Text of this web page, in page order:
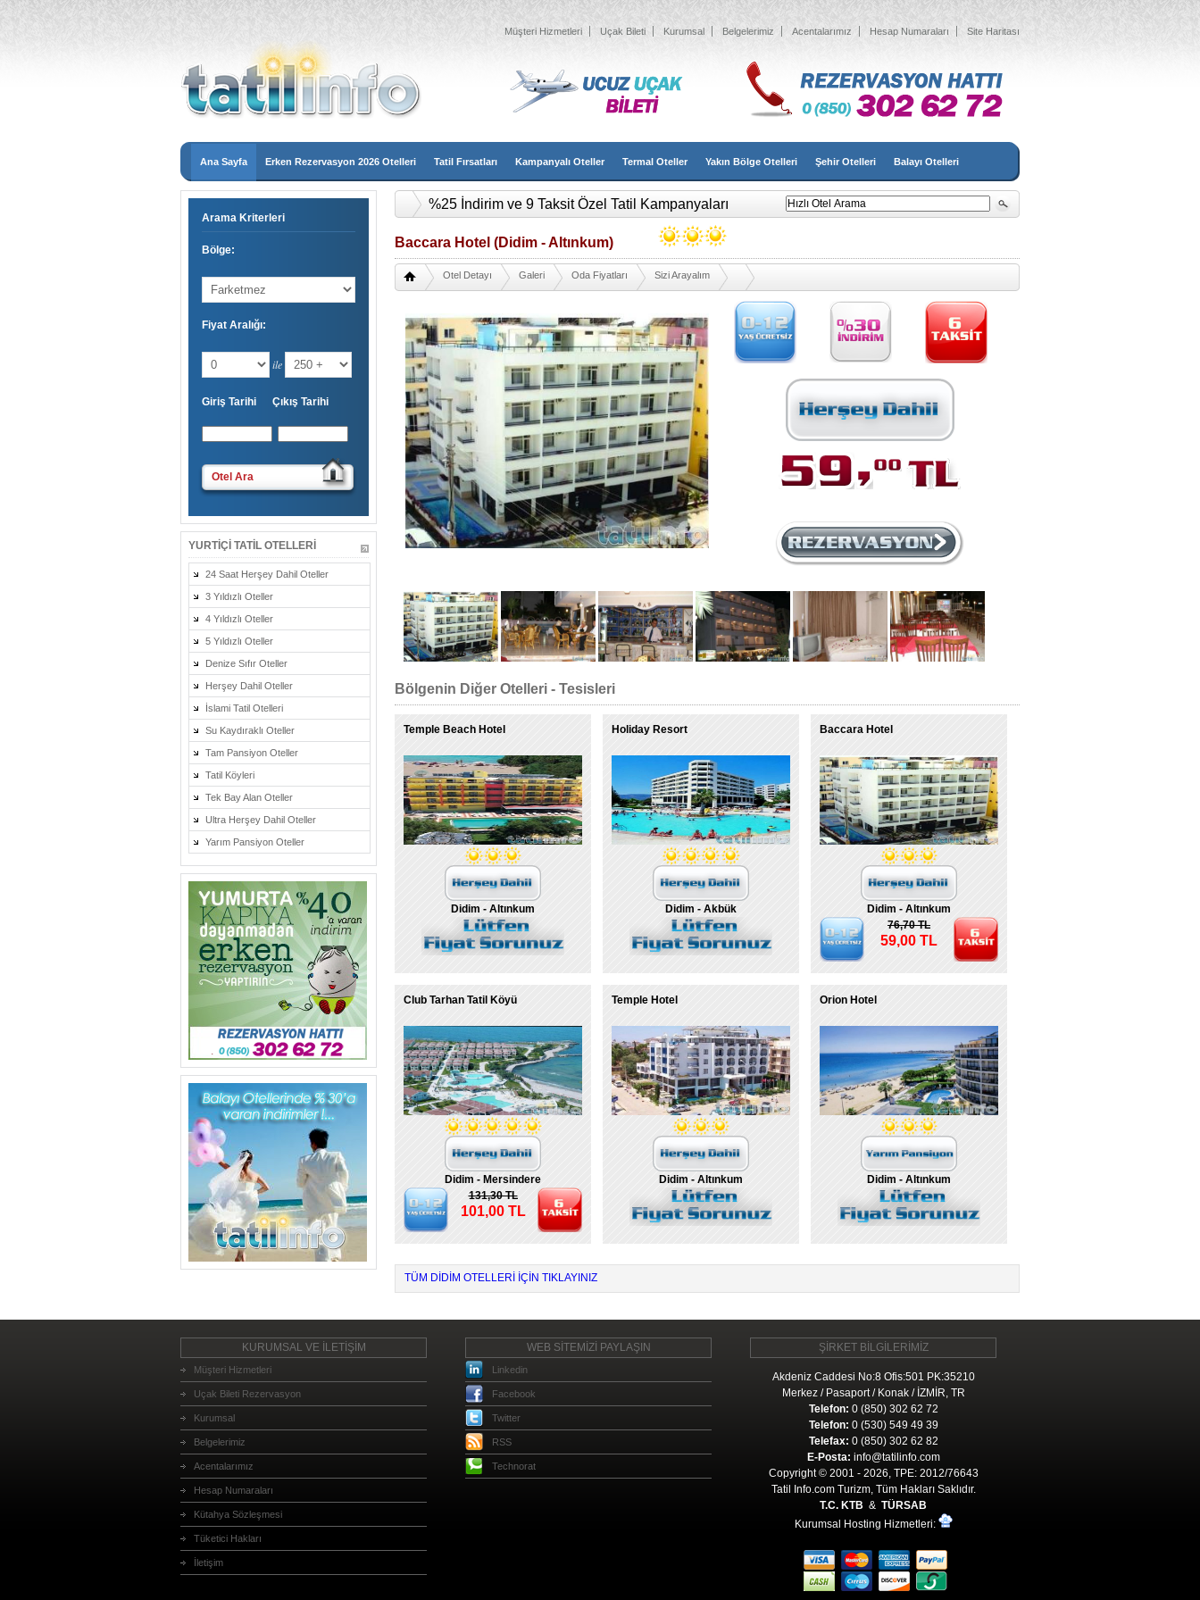
Müşteri Hizmetleri Uçak Bileti Kurumsal Belgelerimiz Acentalarımız Hesap Numaraları Site Haritası
Ana Sayfa Erken Rezervasyon 2026 Otelleri Tatil Fırsatları Kampanyalı Oteller Termal Oteller Yakın Bölge Otelleri Şehir Otelleri Balayı Otelleri
Arama Kriterleri
Bölge:
Fiyat Aralığı:
ile
Giriş Tarihi Çıkış Tarihi
Otel Ara
YURTIÇI TATIL OTELLERI
24 Saat Herşey Dahil Oteller
3 Yıldızlı Oteller
4 Yıldızlı Oteller
5 Yıldızlı Oteller
Denize Sıfır Oteller
Herşey Dahil Oteller
İslami Tatil Otelleri
Su Kaydıraklı Oteller
Tam Pansiyon Oteller
Tatil Köyleri
Tek Bay Alan Oteller
Ultra Herşey Dahil Oteller
Yarım Pansiyon Oteller
%25 İndirim ve 9 Taksit Özel Tatil Kampanyaları
Baccara Hotel (Didim - Altınkum)
Otel Detayı Galeri Oda Fiyatları Sizi Arayalım
Bölgenin Diğer Otelleri - Tesisleri
Temple Beach Hotel
Didim - Altınkum
Holiday Resort
Didim - Akbük
Baccara Hotel
Didim - Altınkum
76,70 TL
59,00 TL
Club Tarhan Tatil Köyü
Didim - Mersindere
131,30 TL
101,00 TL
Temple Hotel
Didim - Altınkum
Orion Hotel
Didim - Altınkum
TÜM DIDIM OTELLERI IÇIN TIKLAYINIZ
KURUMSAL VE İLETİŞİM
Müşteri Hizmetleri
Uçak Bileti Rezervasyon
Kurumsal
Belgelerimiz
Acentalarımız
Hesap Numaraları
Kütahya Sözleşmesi
Tüketici Hakları
İletişim
WEB SİTEMİZİ PAYLAŞIN
Linkedin
Facebook
Twitter
RSS
Technorat
ŞİRKET BİLGİLERİMİZ
Akdeniz Caddesi No:8 Ofis:501 PK:35210
Merkez / Pasaport / Konak / İZMİR, TR
Telefon: 0 (850) 302 62 72
Telefon: 0 (530) 549 49 39
Telefax: 0 (850) 302 62 82
E-Posta: info@tatilinfo.com
Copyright © 2001 - 2026, TPE: 2012/76643
Tatil Info.com Turizm, Tüm Hakları Saklıdır.
T.C. KTB & TÜRSAB
Kurumsal Hosting Hizmetleri: